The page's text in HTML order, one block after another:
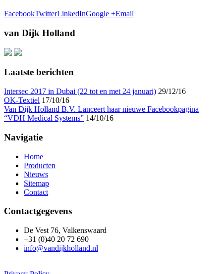
FacebookTwitterLinkedInGoogle +Email
van Dijk Holland
Laatste berichten
Intersec 2017 in Dubai (22 tot en met 24 januari) 29/12/16
OK-Textiel 17/10/16
Van Dijk Holland B.V. Lanceert haar nieuwe Facebookpagina
“VDH Medical Systems” 14/10/16
Navigatie
Home
Producten
Nieuws
Sitemap
Contact
Contactgegevens
De Vest 76, Valkenswaard
+31 (0)40 20 72 690
info@vandijkholland.nl